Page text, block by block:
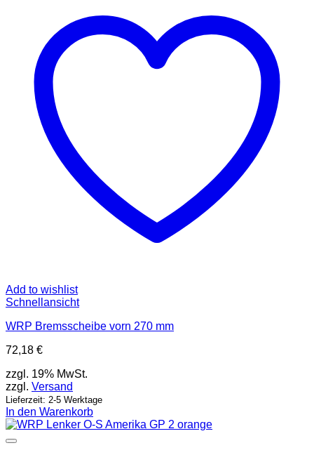
Add to wishlist
Schnellansicht
WRP Bremsscheibe vorn 270 mm
72,18 €
zzgl. 19% MwSt.
zzgl. Versand
Lieferzeit: 2-5 Werktage
In den Warenkorb